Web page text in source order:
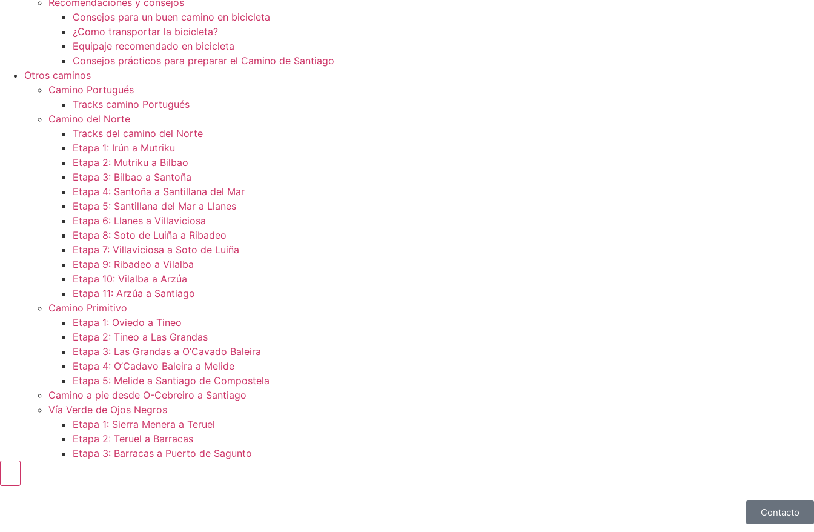
Recomendaciones y consejos
Consejos para un buen camino en bicicleta
¿Como transportar la bicicleta?
Equipaje recomendado en bicicleta
Consejos prácticos para preparar el Camino de Santiago
Otros caminos
Camino Portugués
Tracks camino Portugués
Camino del Norte
Tracks del camino del Norte
Etapa 1: Irún a Mutriku
Etapa 2: Mutriku a Bilbao
Etapa 3: Bilbao a Santoña
Etapa 4: Santoña a Santillana del Mar
Etapa 5: Santillana del Mar a Llanes
Etapa 6: Llanes a Villaviciosa
Etapa 8: Soto de Luiña a Ribadeo
Etapa 7: Villaviciosa a Soto de Luiña
Etapa 9: Ribadeo a Vilalba
Etapa 10: Vilalba a Arzúa
Etapa 11: Arzúa a Santiago
Camino Primitivo
Etapa 1: Oviedo a Tineo
Etapa 2: Tineo a Las Grandas
Etapa 3: Las Grandas a O’Cavado Baleira
Etapa 4: O’Cadavo Baleira a Melide
Etapa 5: Melide a Santiago de Compostela
Camino a pie desde O-Cebreiro a Santiago
Vía Verde de Ojos Negros
Etapa 1: Sierra Menera a Teruel
Etapa 2: Teruel a Barracas
Etapa 3: Barracas a Puerto de Sagunto
Contacto